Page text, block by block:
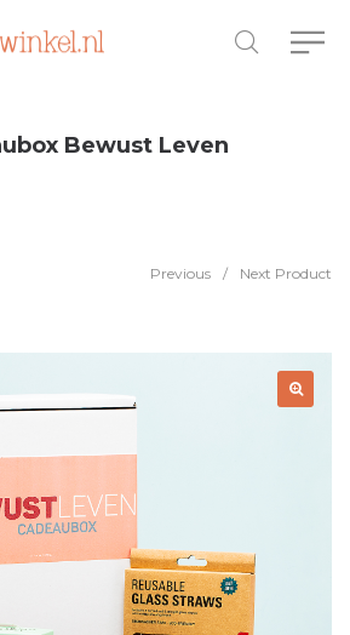
Bewust Leven
Previous / Next Product